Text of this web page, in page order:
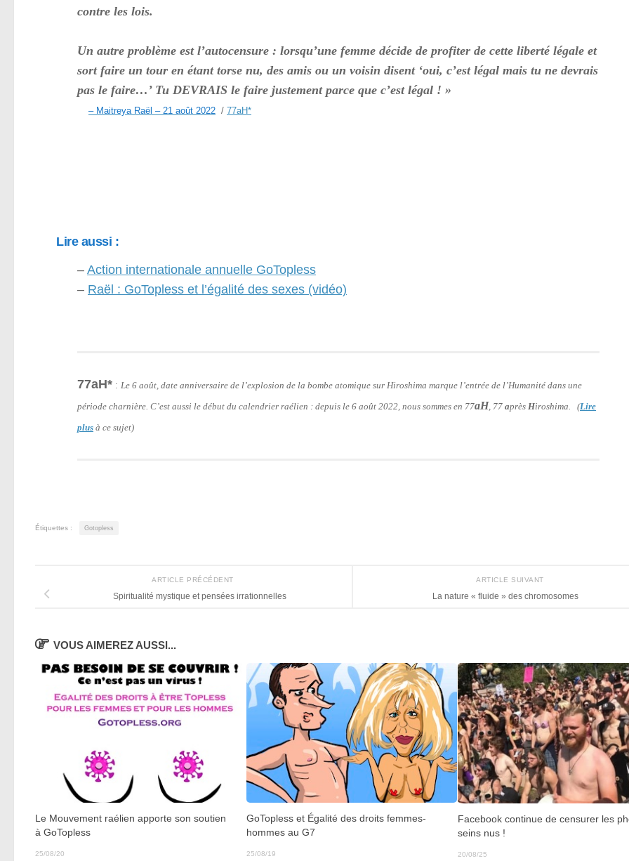
contre les lois.
Un autre problème est l’autocensure : lorsqu’une femme décide de profiter de cette liberté légale et
sort faire un tour en étant torse nu, des amis ou un voisin disent ‘oui, c’est légal mais tu ne devrais
pas le faire…’ Tu DEVRAIS le faire justement parce que c’est légal ! »
– Maitreya Raël – 21 août 2022 / 77aH*
Lire aussi :
– Action internationale annuelle GoTopless
– Raël : GoTopless et l’égalité des sexes (vidéo)
77aH* : Le 6 août, date anniversaire de l’explosion de la bombe atomique sur Hiroshima marque l’entrée de l’Humanité dans une
période charnière. C’est aussi le début du calendrier raélien : depuis le 6 août 2022, nous sommes en 77aH, 77 après Hiroshima. (Lire
plus à ce sujet)
Étiquettes : Gotopless
ARTICLE SUIVANT
La nature « fluide » des chromosomes
ARTICLE PRÉCÉDENT
Spiritualité mystique et pensées irrationnelles
VOUS AIMEREZ AUSSI...
Le Mouvement raélien apporte son soutien
à GoTopless
25/08/20
GoTopless et Égalité des droits femmes-
hommes au G7
25/08/19
Facebook continue de censurer les
seins nus !
20/08/25